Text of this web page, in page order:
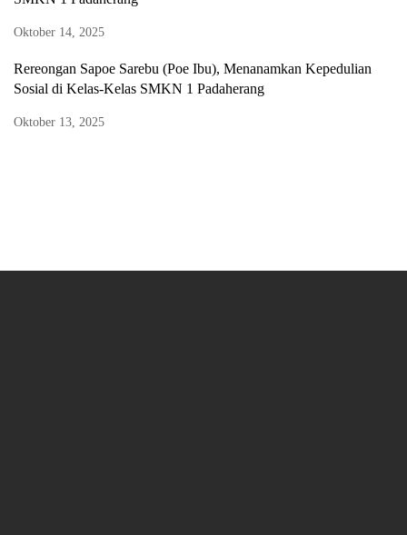
Oktober 14, 2025
Rereongan Sapoe Sarebu (Poe Ibu), Menanamkan Kepedulian
Sosial di Kelas-Kelas SMKN 1 Padaherang
Oktober 13, 2025